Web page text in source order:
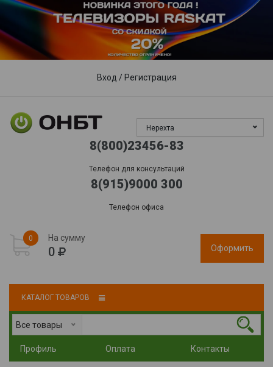
Пункты выдачи Доставка Гарантия, сервис
Обработка заказов:
пн-пт: 09:00 - 17:00,сб-вс: выходной
Вход / Регистрация
Нерехта
8(800)23456-83
Телефон для консультаций
8(915)9000 300
Телефон офиса
0 На сумму
0 Оформить
КАТАЛОГ ТОВАРОВ
Все товары
Профиль Оплата Контакты